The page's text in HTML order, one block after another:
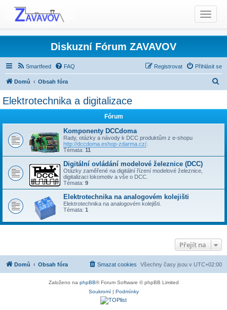
T
o
g
l
e
n
i
a
o
Diskuzní Fórum ZAVAVOV
Smartfeed FAQ Přihlásit se
Registrovat
Domů
Obsah fóra
Elektrotechnika a digitalizace
Fórum
Komponenty DCCdoma
Rady, otázky a návody k DCC produktům z e-shopu
http://dccdoma.eshop-zdarma.cz/
Témata: 11
Digitální ovládání modelové železnice (DCC)
Otázky zaměřené na digitální řízení modelové železnice,
digitalizaci lokomotiv a vše o DCC.
Témata: 9
Elektrotechnika na analogovém kolejišti
Elektrotechnika na analogovém kolejišti.
Témata: 1
Přejít na
Domů Obsah fóra Všechny časy jsou v UTC+02:00
Smazat cookies
Založeno na phpBB® Forum Software © phpBB Limited
Soukromí| Podmínky